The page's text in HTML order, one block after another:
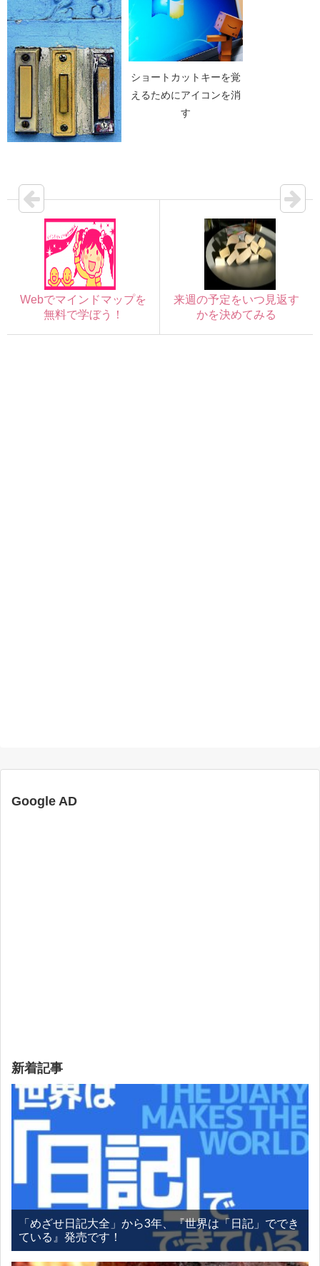
ショートカットキーを覚
えるためにアイコンを消
す
Webでマインドマップを
無料で学ぼう！
来週の予定をいつ見返す
かを決めてみる
Google AD
新着記事
「めざせ日記大全」から3年、『世界は「日記」ででき
ている』発売です！